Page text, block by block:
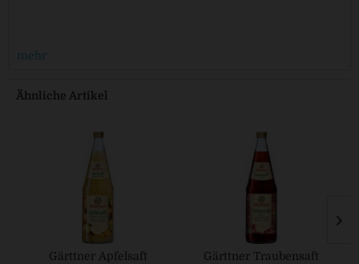
mehr
Ähnliche Artikel
Gärttner Apfelsaft
Gärttner Traubensaft